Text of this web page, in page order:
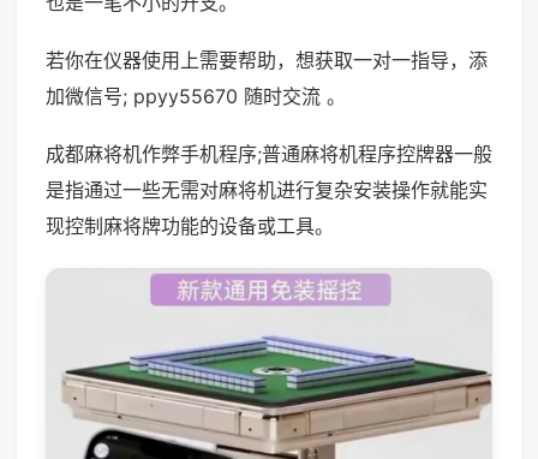
若你在仪器使用上需要帮助，想获取一对一指导，添
加微信号; ppyy55670 随时交流 。
成都麻将机作弊手机程序;普通麻将机程序控牌器一般
是指通过一些无需对麻将机进行复杂安装操作就能实
现控制麻将牌功能的设备或工具。